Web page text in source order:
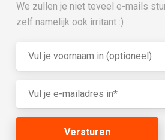
We zullen je niet teveel e-mails
zelf namelijk ook irritant :)